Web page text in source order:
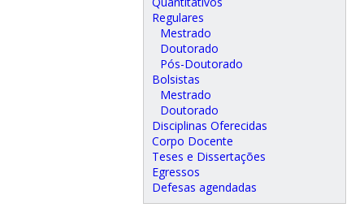
Regulares
Mestrado
Doutorado
Pós-Doutorado
Bolsistas
Mestrado
Doutorado
Disciplinas Oferecidas
Corpo Docente
Teses e Dissertações
Egressos
Defesas agendadas